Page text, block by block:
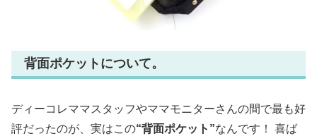
背面ポケットについて。
ディーコレママスタッフやママモニターさんの間で最も好
評だったのが、実はこの“背面ポケット”なんです！ 喜ば